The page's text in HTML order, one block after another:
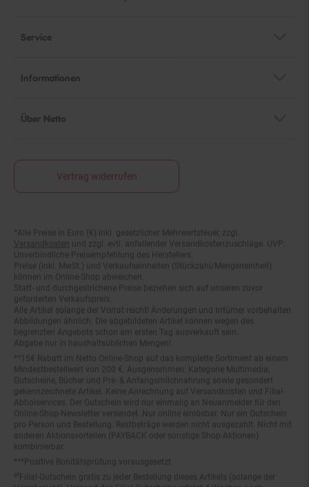
Über Netto
Fußnoten
Versandkosten und zzgl. evtl. anfallender Versandkostenzuschläge. UVP:
Unverbindliche Preisempfehlung des Herstellers.
Preise (inkl. MwSt.) und Verkaufseinheiten (Stückzahl/Mengeneinheit)
können im Online-Shop abweichen.
Statt- und durchgestrichene Preise beziehen sich auf unseren zuvor
geforderten Verkaufspreis.
Alle Artikel solange der Vorrat reicht! Änderungen und Irrtümer vorbehalten.
Abbildungen ähnlich. Die abgebildeten Artikel können wegen des
begrenzten Angebots schon am ersten Tag ausverkauft sein.
Abgabe nur in haushaltsüblichen Mengen!
Mindestbestellwert von 200 €. Ausgenommen: Kategorie Multimedia,
Gutscheine, Bücher und Pre- & Anfangsmilchnahrung sowie gesondert
gekennzeichnete Artikel. Keine Anrechnung auf Versandkosten und Filial-
Abholservices. Der Gutschein wird nur einmalig an Neuanmelder für den
Online-Shop-Newsletter versendet. Nur online einlösbar. Nur ein Gutschein
pro Person und Bestellung. Restbeträge werden nicht ausgezahlt. Nicht mit
anderen Aktionsvorteilen (PAYBACK oder sonstige Shop-Aktionen)
kombinierbar.
Vorrat reicht). Versand des Filial-Gutscheins erfolgt 4 Wochen nach